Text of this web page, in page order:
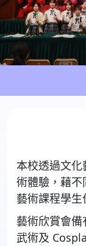
本校透過文
術體驗，藉
藝術課程學生
藝術欣賞會備
武術及